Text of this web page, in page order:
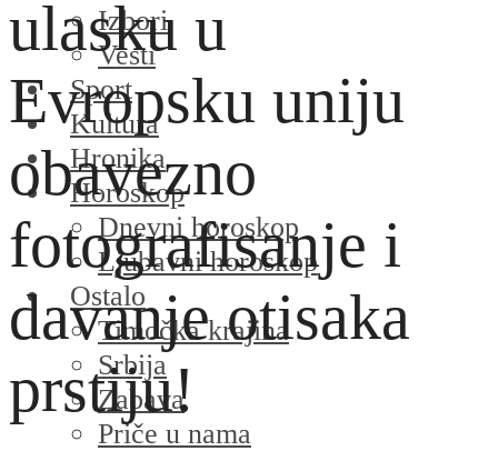
Izbori
Vesti
Sport
Kultura
Hronika
Horoskop
Dnevni horoskop
Ljubavni horoskop
Ostalo
Timočka krajina
Srbija
Zabava
Priče u nama
ulasku u
Evropsku uniju
obavezno
fotografisanje i
davanje otisaka
prstiju!